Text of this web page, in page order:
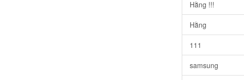
Hằng !!!
Hằng
111
samsung